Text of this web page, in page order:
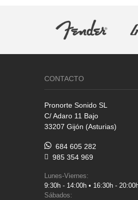
CONTACTO
Pronorte Sonido SL
C/ Adaro 11 Bajo
33207 Gijón (Asturias)
684 605 282
985 354 969
Lunes-Viernes:
9:30h - 14:00h • 16:30h -
Sábados: